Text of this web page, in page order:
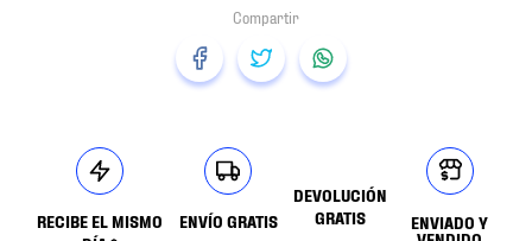
RECIBE EL MISMO
ENVÍO GRATIS
DEVOLUCIÓN
GRATIS
ENVIADO Y